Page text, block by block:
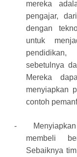
mereka
pengajar,
dengan
untuk
sebetulnya
Mereka
menyiapkan
contoh
-
membeli
Sebaiknya